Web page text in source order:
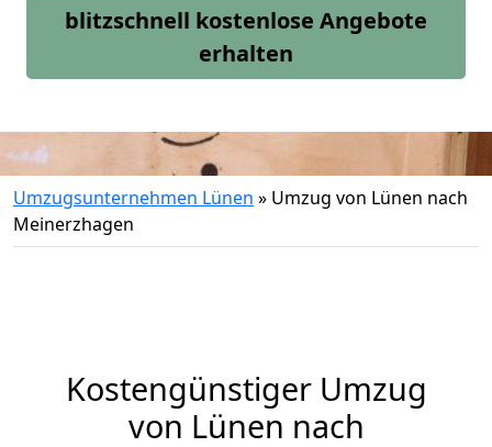
blitzschnell kostenlose Angebote
erhalten
Umzugsunternehmen Lünen » Umzug von Lünen nach
Meinerzhagen
Kostengünstiger Umzug
von Lünen nach